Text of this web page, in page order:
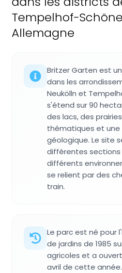
Tempelhof-
Allemagne
Britzer Garten est
dans les
Neukölln et
s'étend sur 90
des lacs, des
thématiques et une
géologique. Le site
différentes
différents
se relient par des
train.
Le parc est né pour
de jardins de 1985
agricoles et a
avril de cette